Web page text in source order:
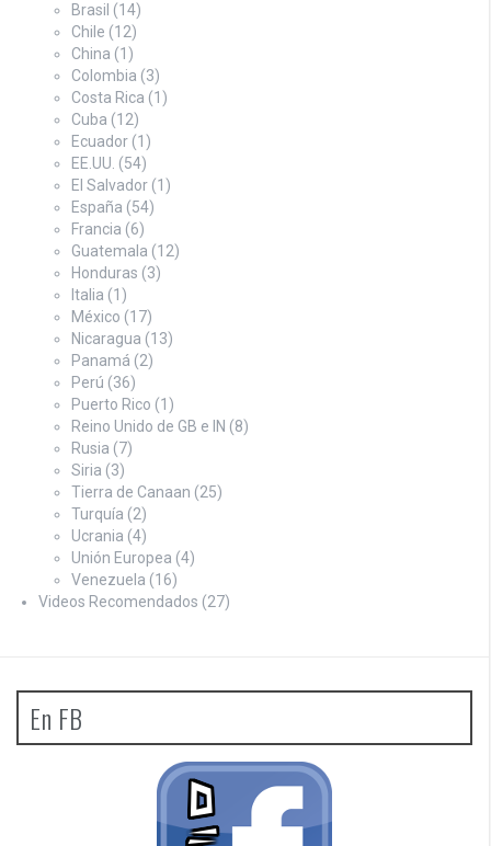
Brasil (14)
Chile (12)
China (1)
Colombia (3)
Costa Rica (1)
Cuba (12)
Ecuador (1)
EE.UU. (54)
El Salvador (1)
España (54)
Francia (6)
Guatemala (12)
Honduras (3)
Italia (1)
México (17)
Nicaragua (13)
Panamá (2)
Perú (36)
Puerto Rico (1)
Reino Unido de GB e IN (8)
Rusia (7)
Siria (3)
Tierra de Canaan (25)
Turquía (2)
Ucrania (4)
Unión Europea (4)
Venezuela (16)
Videos Recomendados (27)
En FB